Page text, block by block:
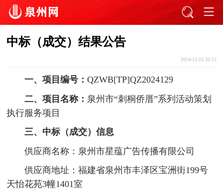
中标（成交）结果公告
2024-12-23 20:12
一、项目编号： QZWB[TP]QZ2024129
二、项目名称： 泉州市“刺桐侨厝”系列活动策划
执行服务项目
三、中标（成交）信息
供应商名称：泉州市星蕴广告传播有限公司
供应商地址：福建省泉州市丰泽区宝洲街199号
天怡花苑3幢1401室